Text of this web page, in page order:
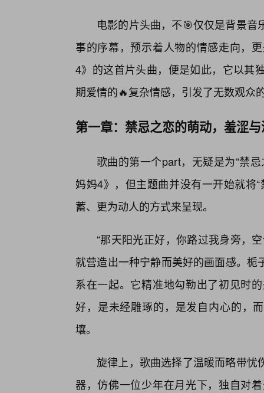
电影的片头曲，不🎯仅仅是背景
事的序幕，预示着人物的情感走向，
4》的这首片头曲，便是如此，它以其
期爱情的🔥复杂情感，引发了无数观众
第一章：禁忌之恋的萌动，羞涩
歌曲的第一个part，无疑是为“禁
妈妈4》，但主题曲并没有一开始就将
蓄、更为动人的方式来呈现。
“那天阳光正好，你路过我身旁，
就营造出一种宁静而美好的画面感。
系在一起。它精准地勾勒出了初见时
好，是未经雕琢的，是发自内心的，
壤。
旋律上，歌曲选择了温暖而略带忧
器，仿佛一位少年在月光下，独自对